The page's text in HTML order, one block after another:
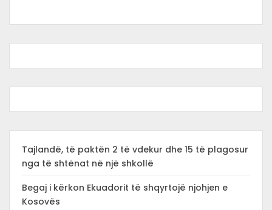
Tajlandë, të paktën 2 të vdekur dhe 15 të plagosur
nga të shtënat në një shkollë
Begaj i kërkon Ekuadorit të shqyrtojë njohjen e
Kosovës